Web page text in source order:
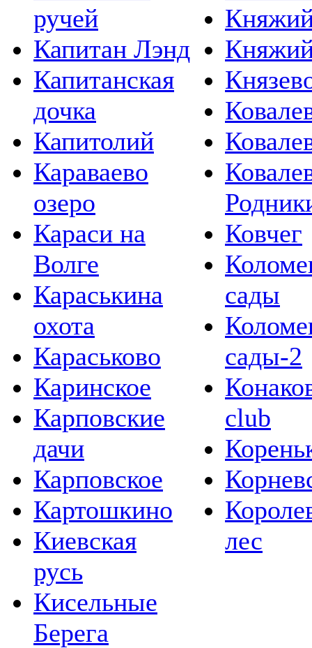
ручей
Капитан Лэнд
Капитанская
дочка
Капитолий
Караваево
озеро
Караси на
Волге
Караськина
охота
Караськово
Каринское
Карповские
дачи
Карповское
Картошкино
Киевская
русь
Кисельные
Берега
Ковчег
сады
сады-2
club
лес